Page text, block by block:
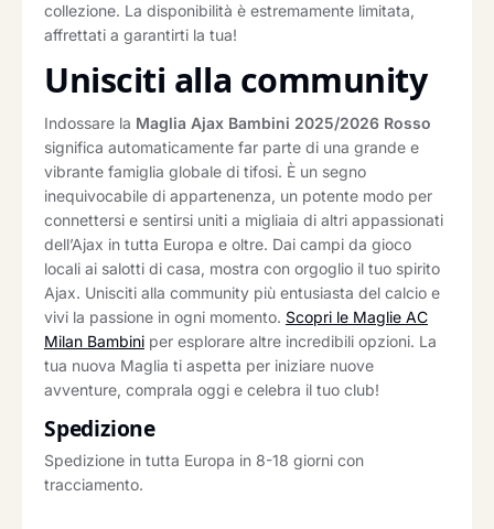
collezione. La disponibilità è estremamente limitata,
affrettati a garantirti la tua!
Unisciti alla community
Indossare la Maglia Ajax Bambini 2025/2026 Rosso
significa automaticamente far parte di una grande e
vibrante famiglia globale di tifosi. È un segno
inequivocabile di appartenenza, un potente modo per
connettersi e sentirsi uniti a migliaia di altri appassionati
dell’Ajax in tutta Europa e oltre. Dai campi da gioco
locali ai salotti di casa, mostra con orgoglio il tuo spirito
Ajax. Unisciti alla community più entusiasta del calcio e
vivi la passione in ogni momento. Scopri le Maglie AC
Milan Bambini per esplorare altre incredibili opzioni. La
tua nuova Maglia ti aspetta per iniziare nuove
avventure, comprala oggi e celebra il tuo club!
Spedizione
Spedizione in tutta Europa in 8-18 giorni con
tracciamento.